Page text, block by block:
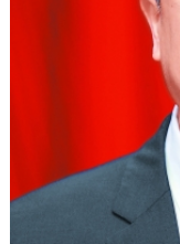
政民互動
12345網上接訴即辦